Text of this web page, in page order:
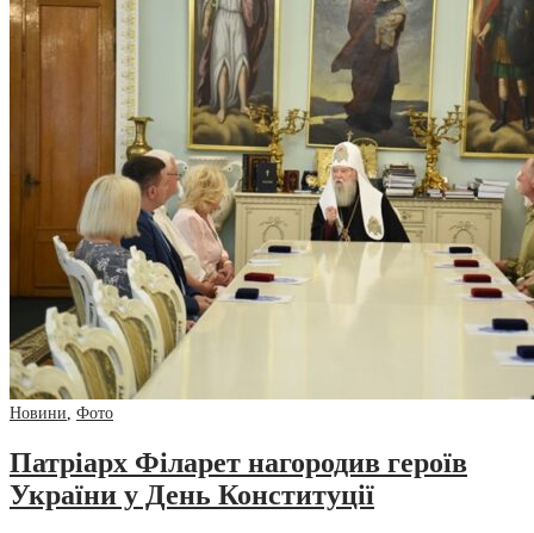
Новини Фото
Патріарх Філарет нагородив героїв
України у День Конституції